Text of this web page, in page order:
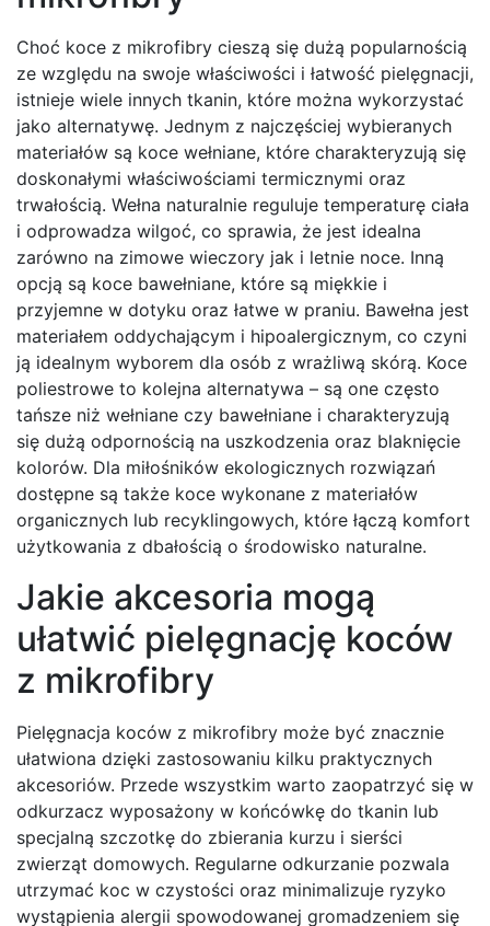
Choć koce z mikrofibry cieszą się dużą popularnością
ze względu na swoje właściwości i łatwość pielęgnacji,
istnieje wiele innych tkanin, które można wykorzystać
jako alternatywę. Jednym z najczęściej wybieranych
materiałów są koce wełniane, które charakteryzują się
doskonałymi właściwościami termicznymi oraz
trwałością. Wełna naturalnie reguluje temperaturę ciała
i odprowadza wilgoć, co sprawia, że jest idealna
zarówno na zimowe wieczory jak i letnie noce. Inną
opcją są koce bawełniane, które są miękkie i
przyjemne w dotyku oraz łatwe w praniu. Bawełna jest
materiałem oddychającym i hipoalergicznym, co czyni
ją idealnym wyborem dla osób z wrażliwą skórą. Koce
poliestrowe to kolejna alternatywa – są one często
tańsze niż wełniane czy bawełniane i charakteryzują
się dużą odpornością na uszkodzenia oraz blaknięcie
kolorów. Dla miłośników ekologicznych rozwiązań
dostępne są także koce wykonane z materiałów
organicznych lub recyklingowych, które łączą komfort
użytkowania z dbałością o środowisko naturalne.
Jakie akcesoria mogą
ułatwić pielęgnację koców
z mikrofibry
Pielęgnacja koców z mikrofibry może być znacznie
ułatwiona dzięki zastosowaniu kilku praktycznych
akcesoriów. Przede wszystkim warto zaopatrzyć się w
odkurzacz wyposażony w końcówkę do tkanin lub
specjalną szczotkę do zbierania kurzu i sierści
zwierząt domowych. Regularne odkurzanie pozwala
utrzymać koc w czystości oraz minimalizuje ryzyko
wystąpienia alergii spowodowanej gromadzeniem się